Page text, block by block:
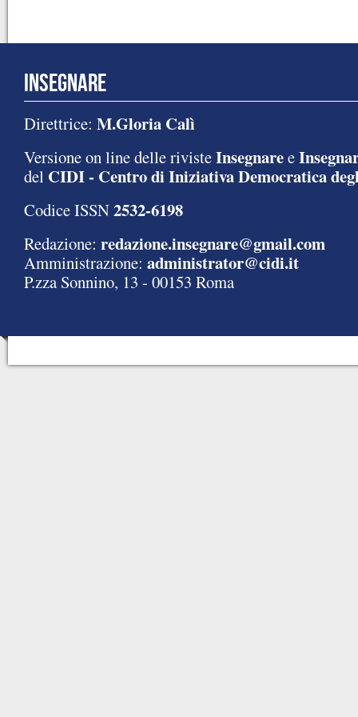
INSEGNARE
Direttrice: M.Gloria Calì
Versione on line delle rivisteInsegnaree
del CIDI - Centro di Iniziativa Democratica
Codice ISSN2532-6198
Redazione: redazione.insegnare@gmail.com
Amministrazione: administrator@cidi.it
P.zza Sonnino, 13 - 00153 Roma